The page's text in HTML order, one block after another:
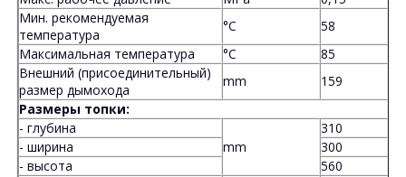
Мин. рекомендуемая
температура
°C
58
Максимальная температура
°C
85
Внешний (присоединительный)
размер дымохода
mm
159
Размеры топки:
- глубина
mm
310
- ширина
300
- высота
560